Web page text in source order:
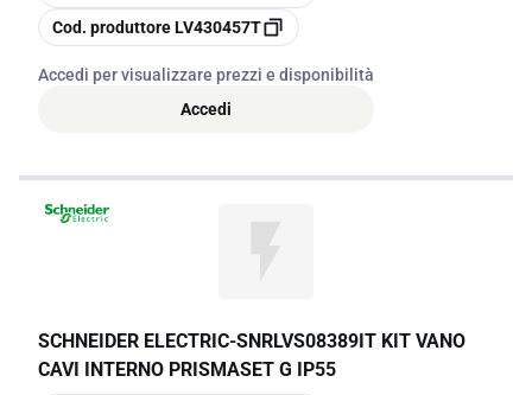
copia
Cod. produttoreLV430457T
Accedi per visualizzare prezzi e disponibilità
Accedi
SCHNEIDER ELECTRIC-SNRLVS08389IT KIT VANO
CAVI INTERNO PRISMASET G IP55